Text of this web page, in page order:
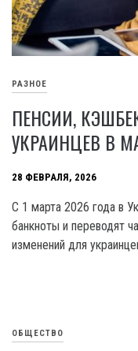
РАЗНОЕ
ПЕНСИИ,
УКРАИНЦЕВ В
28 ФЕВРАЛЯ, 2026
С 1 марта 2026 года в
банкноты и переводят
изменений для
ОБЩЕСТВО